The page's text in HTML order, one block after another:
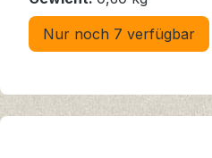
Nur noch 7 verfügbar